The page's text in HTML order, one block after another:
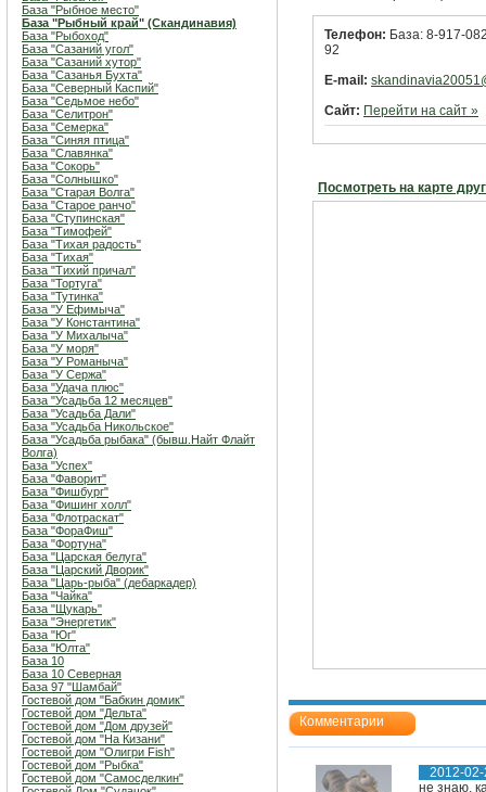
База "Рыбное место"
База "Рыбный край" (Скандинавия)
База "Рыбоход"
База "Сазаний угол"
База "Сазаний хутор"
База "Сазанья Бухта"
База "Северный Каспий"
База "Седьмое небо"
База "Селитрон"
База "Семерка"
База "Синяя птица"
База "Славянка"
База "Сокорь"
База "Солнышко"
База "Старая Волга"
База "Старое ранчо"
База "Ступинская"
База "Тимофей"
База "Тихая радость"
База "Тихая"
База "Тихий причал"
База "Тортуга"
База "Тутинка"
База "У Ефимыча"
База "У Константина"
База "У Михалыча"
База "У моря"
База "У Романыча"
База "У Сержа"
База "Удача плюс"
База "Усадьба 12 месяцев"
База "Усадьба Дали"
База "Усадьба Никольское"
База "Усадьба рыбака" (бывш.Найт Флайт
Волга)
База "Успех"
База "Фаворит"
База "Фишбург"
База "Фишинг холл"
База "Флотраскат"
База "ФораФиш"
База "Фортуна"
База "Царская белуга"
База "Царский Дворик"
База "Царь-рыба" (дебаркадер)
База "Чайка"
База "Щукарь"
База "Энергетик"
База "Юг"
База "Юлта"
База 10
База 10 Северная
База 97 "Шамбай"
Гостевой дом "Бабкин домик"
Гостевой дом "Дельта"
Гостевой дом "Дом друзей"
Гостевой дом "На Кизани"
Гостевой дом "Олигри Fish"
Гостевой дом "Рыбка"
Гостевой дом "Самосделкин"
Телефон: База: 8-917-
92
E-mail:
Сайт: Перейти на сайт »
Посмотреть на карте
Комментарии
2012-
не знаю,